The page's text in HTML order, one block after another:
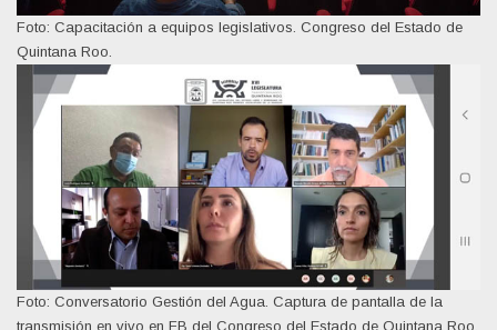
Foto: Capacitación a equipos legislativos. Congreso del Estado de
Quintana Roo.
Foto: Conversatorio Gestión del Agua. Captura de pantalla de la
transmisión en vivo en FB del Congreso del Estado de Quintana Roo.